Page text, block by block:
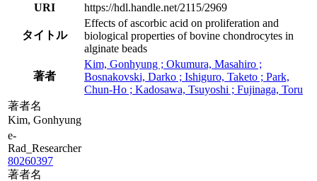
URI
https://hdl.handle.net/2115/2969
タイトル
Effects of ascorbic acid on proliferation and
biological properties of bovine chondrocytes in
alginate beads
著者
Kim, Gonhyung ; Okumura, Masahiro ;
Bosnakovski, Darko ; Ishiguro, Taketo ; Park,
Chun-Ho ; Kadosawa, Tsuyoshi ; Fujinaga, Toru
著者名
Kim, Gonhyung
e-
Rad_Researcher
80260397
著者名